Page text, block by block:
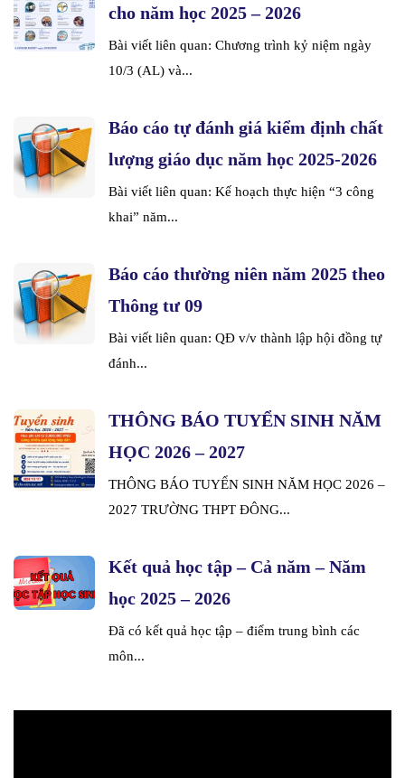
cho năm học 2025 – 2026
Bài viết liên quan: Chương trình kỷ niệm ngày
10/3 (AL) và...
Báo cáo tự đánh giá kiểm định chất
lượng giáo dục năm học 2025-2026
Bài viết liên quan: Kế hoạch thực hiện “3 công
khai” năm...
Báo cáo thường niên năm 2025 theo
Thông tư 09
Bài viết liên quan: QĐ v/v thành lập hội đồng tự
đánh...
THÔNG BÁO TUYỂN SINH NĂM
HỌC 2026 – 2027
THÔNG BÁO TUYỂN SINH NĂM HỌC 2026 –
2027 TRƯỜNG THPT ĐÔNG...
Kết quả học tập – Cả năm – Năm
học 2025 – 2026
Đã có kết quả học tập – điểm trung bình các
môn...